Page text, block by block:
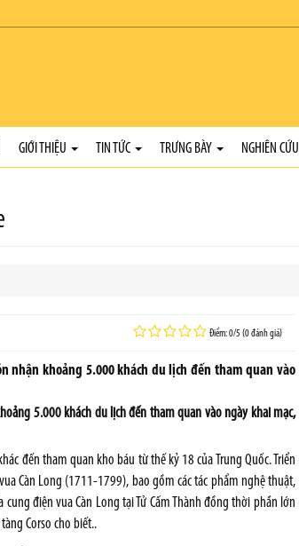
GIỚI THIỆU TIN TỨC TRƯNG BÀY NGHIÊN CỨU
Điểm: 0/5 (0 đánh giá)
nhận khoảng 5.000 khách du lịch đến tham quan vào
5.000 khách du lịch đến tham quan vào ngày khai mạc,
đến tham quan kho báu từ thế kỷ 18 của Trung Quốc. Triển
Càn Long (1711-1799), bao gồm các tác phẩm nghệ thuật,
điện vua Càn Long tại Tử Cấm Thành đồng thời phần lớn
Corso cho biết..